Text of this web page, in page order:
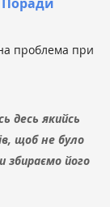
Поради
проблема при
десь якийсь
щоб не було
збираємо його